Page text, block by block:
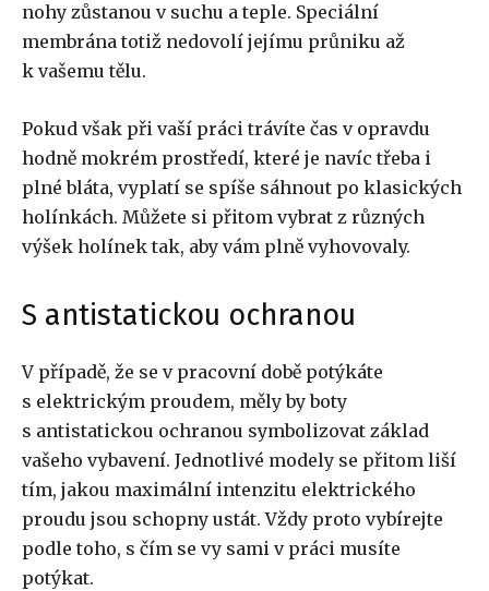
nohy zůstanou v suchu a teple. Speciální
membrána totiž nedovolí jejímu průniku až
k vašemu tělu.
Pokud však při vaší práci trávíte čas v opravdu
hodně mokrém prostředí, které je navíc třeba i
plné bláta, vyplatí se spíše sáhnout po klasických
holínkách. Můžete si přitom vybrat z různých
výšek holínek tak, aby vám plně vyhovovaly.
S antistatickou ochranou
V případě, že se v pracovní době potýkáte
s elektrickým proudem, měly by boty
s antistatickou ochranou symbolizovat základ
vašeho vybavení. Jednotlivé modely se přitom liší
tím, jakou maximální intenzitu elektrického
proudu jsou schopny ustát. Vždy proto vybírejte
podle toho, s čím se vy sami v práci musíte
potýkat.